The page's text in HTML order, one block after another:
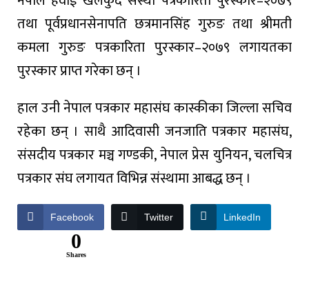
तथा पूर्वप्रधानसेनापति छत्रमानसिंह गुरुङ तथा श्रीमती
कमला गुरुङ पत्रकारिता पुरस्कार–२०७९ लगायतका
पुरस्कार प्राप्त गरेका छन् ।
हाल उनी नेपाल पत्रकार महासंघ कास्कीका जिल्ला सचिव
रहेका छन् । साथै आदिवासी जनजाति पत्रकार महासंघ,
संसदीय पत्रकार मञ्च गण्डकी, नेपाल प्रेस युनियन, चलचित्र
पत्रकार संघ लगायत विभिन्न संस्थामा आबद्ध छन् ।
Facebook Twitter LinkedIn
0
Shares